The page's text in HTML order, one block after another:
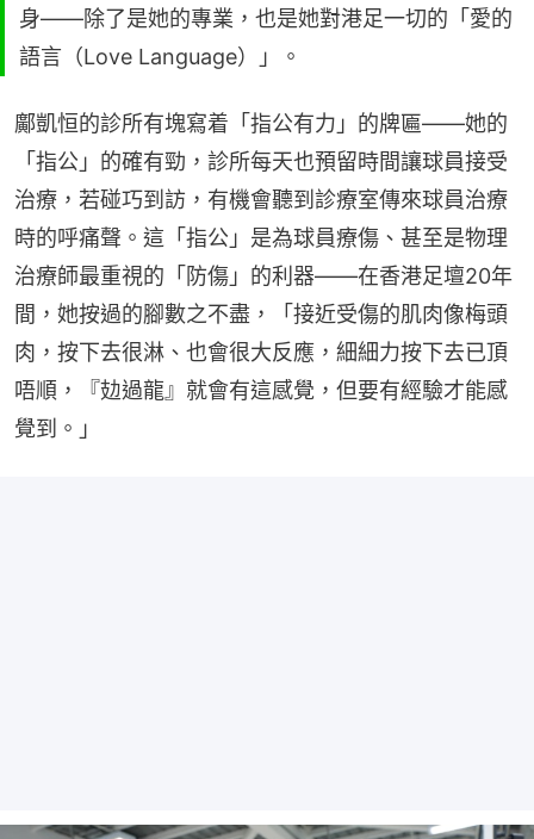
身——除了是她的專業，也是她對港足一切的「愛的
語言（Love Language）」。
鄺凱恒的診所有塊寫着「指公有力」的牌匾——她的
「指公」的確有勁，診所每天也預留時間讓球員接受
治療，若碰巧到訪，有機會聽到診療室傳來球員治療
時的呼痛聲。這「指公」是為球員療傷、甚至是物理
治療師最重視的「防傷」的利器——在香港足壇20年
間，她按過的腳數之不盡，「接近受傷的肌肉像梅頭
肉，按下去很淋、也會很大反應，細細力按下去已頂
唔順，『攰過龍』就會有這感覺，但要有經驗才能感
覺到。」